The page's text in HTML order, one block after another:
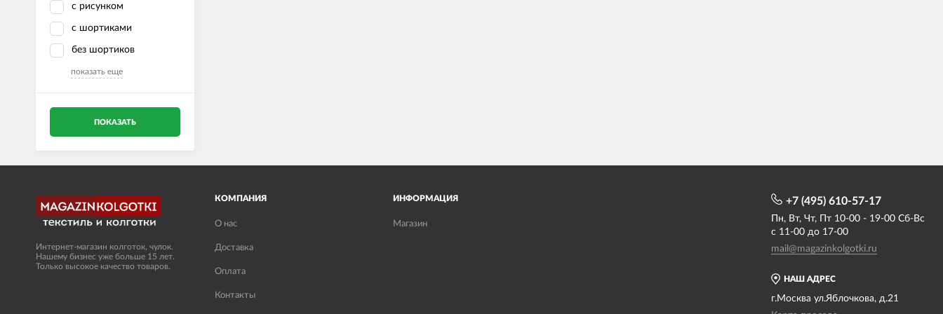
с рисунком
с шортиками
без шортиков
показать еще
ПОКАЗАТЬ
Интернет-магазин колготок, чулок.
Нашему бизнес уже больше 15 лет.
Только высокое качество товаров.
КОМПАНИЯ
О нас
Доставка
Оплата
Контакты
ИНФОРМАЦИЯ
Магазин
НАШ АДРЕС
г.Москва ул.Яблочкова, д.21
+7 (495) 610-57-17
Пн, Вт, Чт, Пт 10-00 - 19-00 Сб-Вс
с 11-00 до 17-00
mail@magazinkolgotki.ru